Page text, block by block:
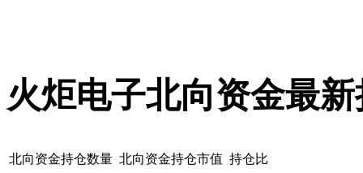
火炬电子北向资金最
北向资金持仓数量 北向资金持仓市值 持仓比